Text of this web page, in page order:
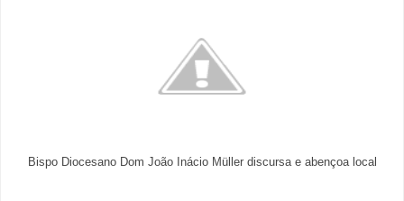
Bispo Diocesano Dom João Inácio Müller discursa e abençoa local